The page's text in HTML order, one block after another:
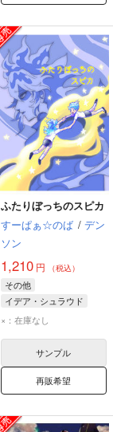
ふたりぼっちのスピカ
すーぱぁ☆のば / デン
ソン
1,210円 （税込）
その他
イデア・シュラウド
オルト・シュラウド
×：在庫なし
サンプル
再販希望